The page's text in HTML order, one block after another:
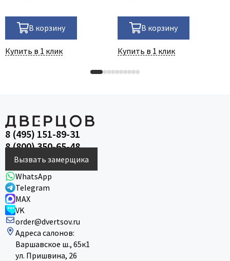
В корзину
Купить в 1 клик
В корзину
Купить в 1 клик
8 (495) 151-89-31
8 (800) 350-65-48
Вызвать замерщика
WhatsApp
Telegram
MAX
VK
order@dvertsov.ru
Адреса салонов:
Варшавское ш., 65к1
ул. Пришвина, 26